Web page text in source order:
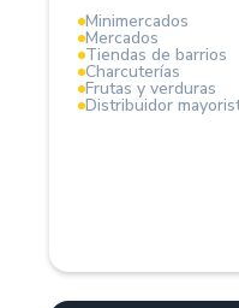
Minimercados
Mercados
Tiendas de barrios
Charcuterías
Frutas y verduras
Distribuidor
La herramienta